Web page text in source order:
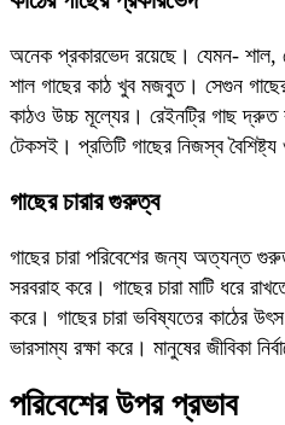
অনেক প্রকারভেদ রয়েছে। যেমন- শাল,
শাল গাছের কাঠ খুব মজবুত। সেগুন
কাঠও উচ্চ মূল্যের। রেইনট্রি গাছ
টেকসই। প্রতিটি গাছের নিজস্ব
গাছের চারার গুরুত্ব
গাছের চারা পরিবেশের জন্য অত্যন্ত
সরবরাহ করে। গাছের চারা মাটি ধরে
করে। গাছের চারা ভবিষ্যতের কাঠের
ভারসাম্য রক্ষা করে। মানুষের জীবিকা
পরিবেশের উপর প্রভাব